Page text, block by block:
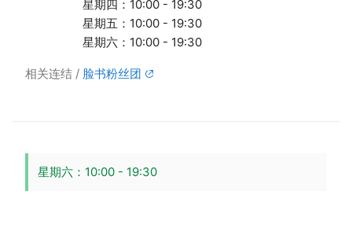
星期四：10:00 - 19:30
星期五：10:00 - 19:30
星期六：10:00 - 19:30
相关连结 脸书粉丝团
星期六：10:00 - 19:30